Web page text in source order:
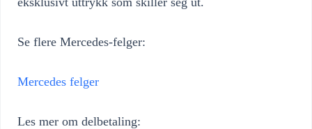
Se flere Mercedes-felger:
Mercedes felger
Les mer om delbetaling: